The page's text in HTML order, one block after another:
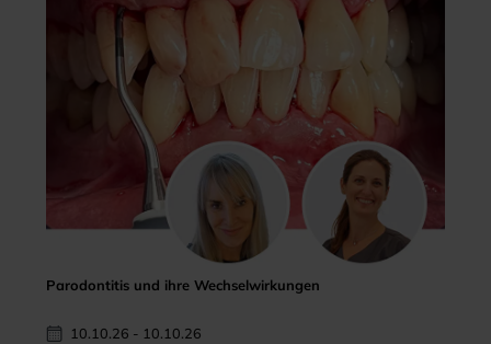
Parodontitis und ihre Wechselwirkungen
10.10.26 - 10.10.26